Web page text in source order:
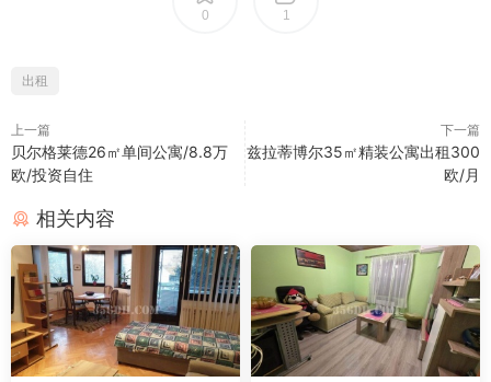
0 1
出租
上一篇
贝尔格莱德26㎡单间公寓/8.8万
欧/投资自住
下一篇
兹拉蒂博尔35㎡精装公寓出租300
欧/月
相关内容